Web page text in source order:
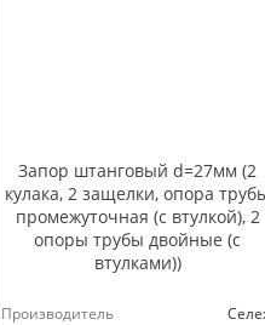
Запор штанговый d=27мм (2
кулака, 2 защелки, опора
промежуточная (с втулкой), 2
опоры трубы двойные (с
втулками))
Производитель